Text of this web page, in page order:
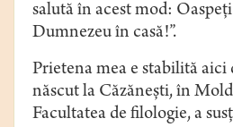
salută în acest mod:
Dumnezeu în casă!”.
Prietena mea e stabilită aici
născut la Căzăneşti, în
Facultatea de filologie, a